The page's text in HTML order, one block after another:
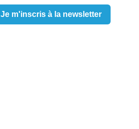
Je m'inscris à la newsletter